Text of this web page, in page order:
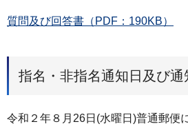
質問及び回答書（PDF：190KB）
指名・非指名通知日及び通
令和２年８月26日(水曜日)普通郵便